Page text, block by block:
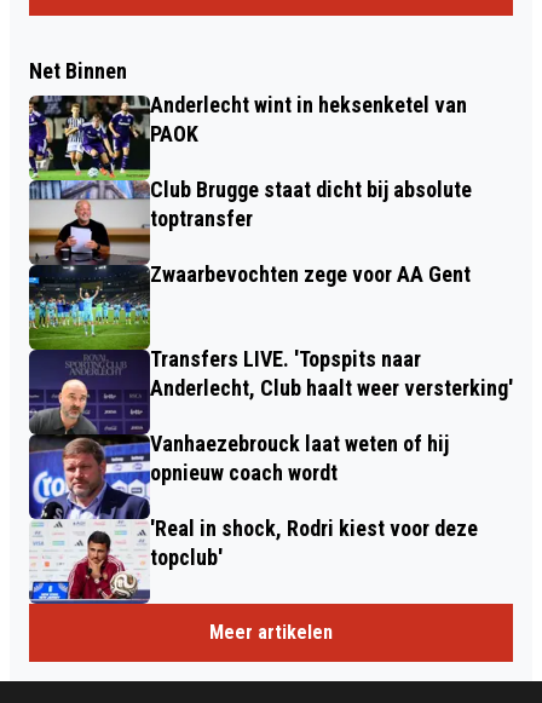
Net Binnen
Anderlecht wint in heksenketel van
PAOK
Club Brugge staat dicht bij absolute
toptransfer
Zwaarbevochten zege voor AA Gent
Transfers LIVE. 'Topspits naar
Anderlecht, Club haalt weer versterking'
Vanhaezebrouck laat weten of hij
opnieuw coach wordt
'Real in shock, Rodri kiest voor deze
topclub'
Meer artikelen